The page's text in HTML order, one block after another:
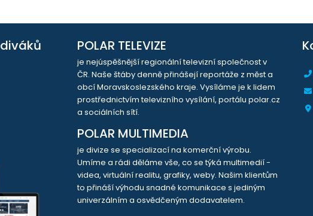
diváků POLAR TELEVIZE
je nejúspěšnější regionální televizní společnost v
ČR. Naše štáby denně přinášejí reportáže z měst a
obcí Moravskoslezského kraje. Vysíláme je k lidem
prostřednictvím televizního vysílání, portálu polar.cz
a sociálních sítí.
POLAR MULTIMEDIA
je divize se specializací na komerční výrobu.
Umíme a rádi děláme vše, co se týká multimedií -
videa, virtuální realitu, grafiky, weby. Našim klientům
to přináší výhodu snadné komunikace s jediným
univerzálním a osvědčeným dodavatelem.